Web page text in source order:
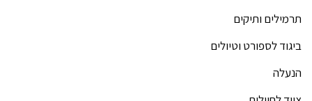
תרמילים ותיקים
ביגוד לספורט וטיולים
הנעלה